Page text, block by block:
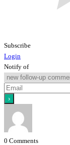
Subscribe
Login
Notify of
0 Comments